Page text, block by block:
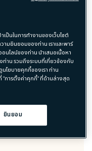
เป็นในการทำงานของเว็บไซต์
ามยินยอมของท่าน เราและพาร์
นไลน์ของท่าน นำเสนอเนื้อหา
าน รวมถึงระบบที่เกี่ยวข้องกับ
นโยบายคุกกี้ของเรา ท่าน
"การตั้งค่าคุกกี้" ที่ด้านล่างสุด
ยินยอม